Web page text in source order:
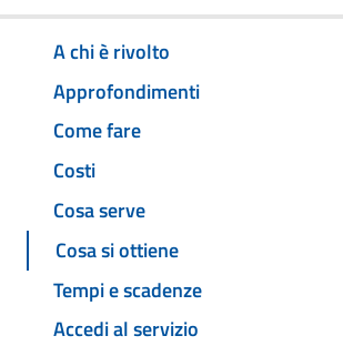
A chi è rivolto
Approfondimenti
Come fare
Costi
Cosa serve
Cosa si ottiene
Tempi e scadenze
Accedi al servizio